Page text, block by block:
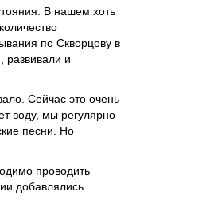
В нашем хоть
по Скворцову в
развивали и
Сейчас это очень
воду, мы регулярно
песни. Но
проводить
добавлялись